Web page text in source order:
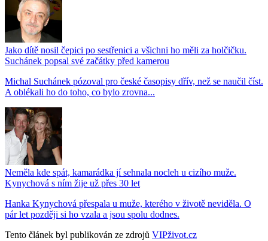
Jako dítě nosil čepici po sestřenici a všichni ho měli za holčičku.
Suchánek popsal své začátky před kamerou
Michal Suchánek pózoval pro české časopisy dřív, než se naučil číst.
A oblékali ho do toho, co bylo zrovna...
Neměla kde spát, kamarádka jí sehnala nocleh u cizího muže.
Kynychová s ním žije už přes 30 let
Hanka Kynychová přespala u muže, kterého v životě neviděla. O
pár let později si ho vzala a jsou spolu dodnes.
Tento článek byl publikován ze zdrojů VIPživot.cz